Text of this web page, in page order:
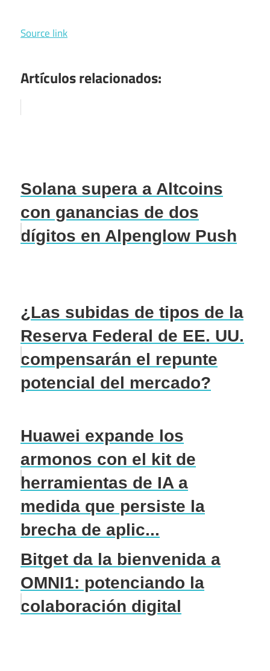
Source link
Artículos relacionados:
Solana supera a Altcoins
con ganancias de dos
dígitos en Alpenglow Push
¿Las subidas de tipos de la
Reserva Federal de EE. UU.
compensarán el repunte
potencial del mercado?
Huawei expande los
armonos con el kit de
herramientas de IA a
medida que persiste la
brecha de aplic...
Bitget da la bienvenida a
OMNI1: potenciando la
colaboración digital